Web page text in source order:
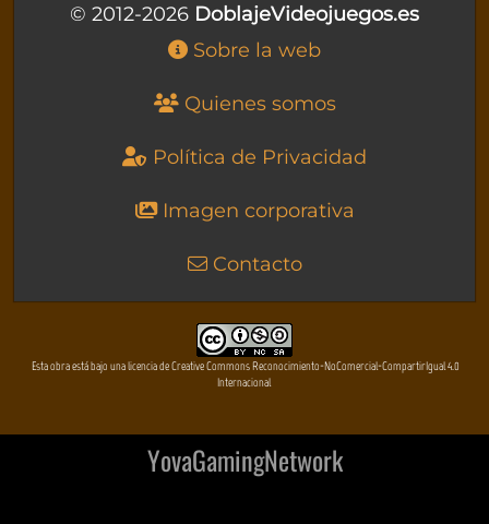
© 2012-2026 DoblajeVideojuegos.es
Sobre la web
Quienes somos
Política de Privacidad
Imagen corporativa
Contacto
Esta obra está bajo una licencia de Creative Commons Reconocimiento-NoComercial-CompartirIgual 4.0
Internacional
YovaGamingNetwork